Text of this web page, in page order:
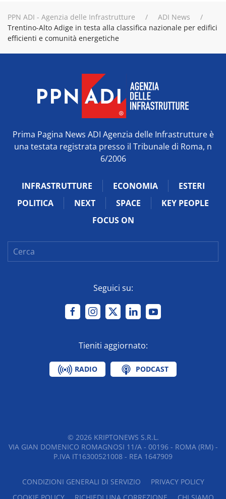
PPN ADI - Agenzia delle Infrastrutture
ADI News
Trentino-Alto Adige in testa alla classifica nazionale per edifici
efficienti e comunità energetiche
Prima Pagina News ADI Agenzia delle Infrastrutture è
una testata registrata presso il Tribunale di Roma, n
6/2006
INFRASTRUTTURE ECONOMIA
ESTERI
POLITICA
NEXT SPACE
KEY PEOPLE
FOCUS ON
Seguici su:
Tieniti aggiornato:
RADIO PODCAST
© 2026KRIPTONEWS S.R.L.
VIA GIAN DOMENICO ROMAGNOSI 11/A - 00196 - ROMA (RM) -
P.IVA IT16300521008 - REA 1647909
CONDIZIONI GENERALI DI SERVIZIO
PRIVACY POLICY